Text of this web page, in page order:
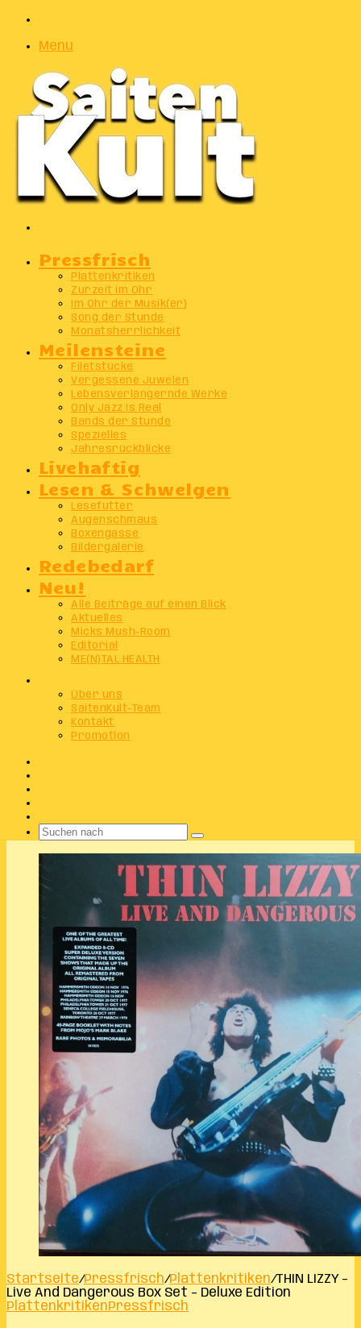
Menu
Pressfrisch
Plattenkritiken
Zurzeit im Ohr
Im Ohr der Musik(er)
Song der Stunde
Monatsherrlichkeit
Meilensteine
Filetstücke
Vergessene Juwelen
Lebensverlängernde Werke
Only Jazz Is Real
Bands der Stunde
Spezielles
Jahresrückblicke
Livehaftig
Lesen & Schwelgen
Lesefutter
Augenschmaus
Boxengasse
Bildergalerie
Redebedarf
Neu!
Alle Beiträge auf einen Blick
Aktuelles
Micks Mush-Room
Editorial
ME(N)TAL HEALTH
Über uns
SaitenKult-Team
Kontakt
Promotion
Suchen
nach
Startseite/Pressfrisch/Plattenkritiken/THIN LIZZY –
Live And Dangerous Box Set – Deluxe Edition
PlattenkritikenPressfrisch